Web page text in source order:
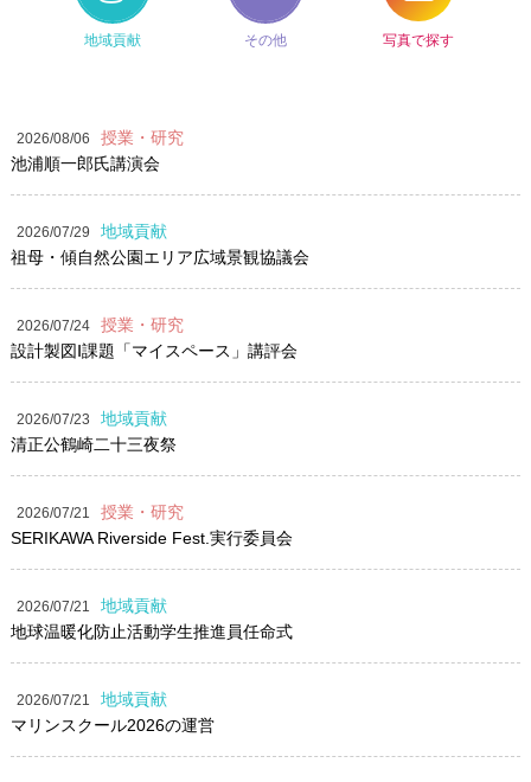
地域貢献 その他 写真で探す
2026/08/06
授業・研究
池浦順一郎氏講演会
2026/07/29
地域貢献
祖母・傾自然公園エリア広域景観協議会
2026/07/24
授業・研究
設計製図Ⅰ課題「マイスペース」講評会
2026/07/23
地域貢献
清正公鶴崎二十三夜祭
2026/07/21
授業・研究
SERIKAWA Riverside Fest.実行委員会
2026/07/21
地域貢献
地球温暖化防止活動学生推進員任命式
2026/07/21
地域貢献
マリンスクール2026の運営